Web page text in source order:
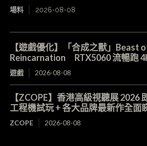
場料 2026-08-08
【遊戲優化】「合成之獸」Beast
Reincarnation RTX5060 流暢跑
遊戲 2026-08-08
【ZCOPE】香港高級視聽展 2026
工程機試玩 + 各大品牌最新作全面
ZCOPE 2026-08-08